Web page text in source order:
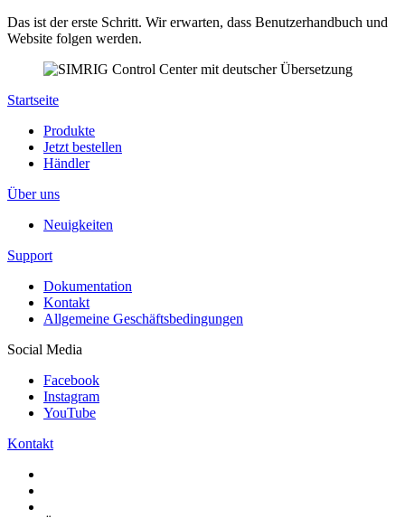
Das ist der erste Schritt. Wir erwarten, dass Benutzerhandbuch und
Website folgen werden.
Startseite
Produkte
Jetzt bestellen
Händler
Über uns
Neuigkeiten
Support
Dokumentation
Kontakt
Allgemeine Geschäftsbedingungen
Social Media
Facebook
Instagram
YouTube
Kontakt